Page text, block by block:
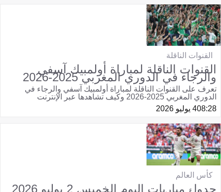
القنوات الناقلة
القنوات الناقلة لمباراة أولمبيك آسفي
والرجاء في الدوري المغربي 2025-2026
تعرف على القنوات الناقلة لمباراة أولمبيك آسفي والرجاء في
الدوري المغربي 2025-2026 وكيف تشاهدها عبر الإنترنت
08:284 يوليو 2026
كأس العالم
جدول مباريات اليوم الخميس 2 يوليو 2026